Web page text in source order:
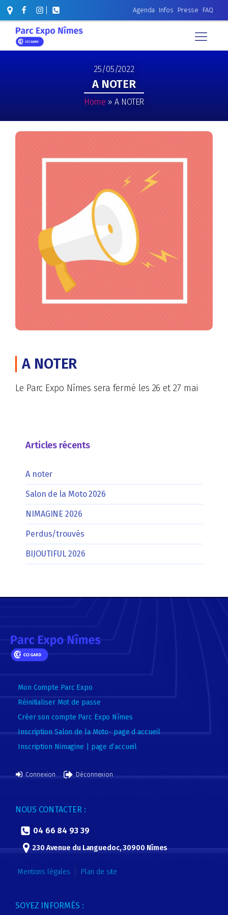
Agenda Infos Presse FAQ
25/05/2022
A NOTER
Home » A NOTER
A NOTER
Le Parc Expo Nîmes sera fermé les 26 et 27 mai
Articles récents
A noter
Salon de la Moto 2026
NIMAGINE 2026
Perdus/trouvés
BIJOUTIFUL 2026
Mon Compte Parc Expo
Réinitialiser Mot de passe
Créer son compte Parc Expo Nîmes
Inscription Salon de la Moto- page d accueil
Inscription Nimagine | page d’accueil
Connexion Déconnexion
NOUS CONTACTER :
04 66 84 93 39
230 Avenue du Languedoc, 30900 Nîmes
Mentions légales Plan de site
SOYEZ INFORMÉS :